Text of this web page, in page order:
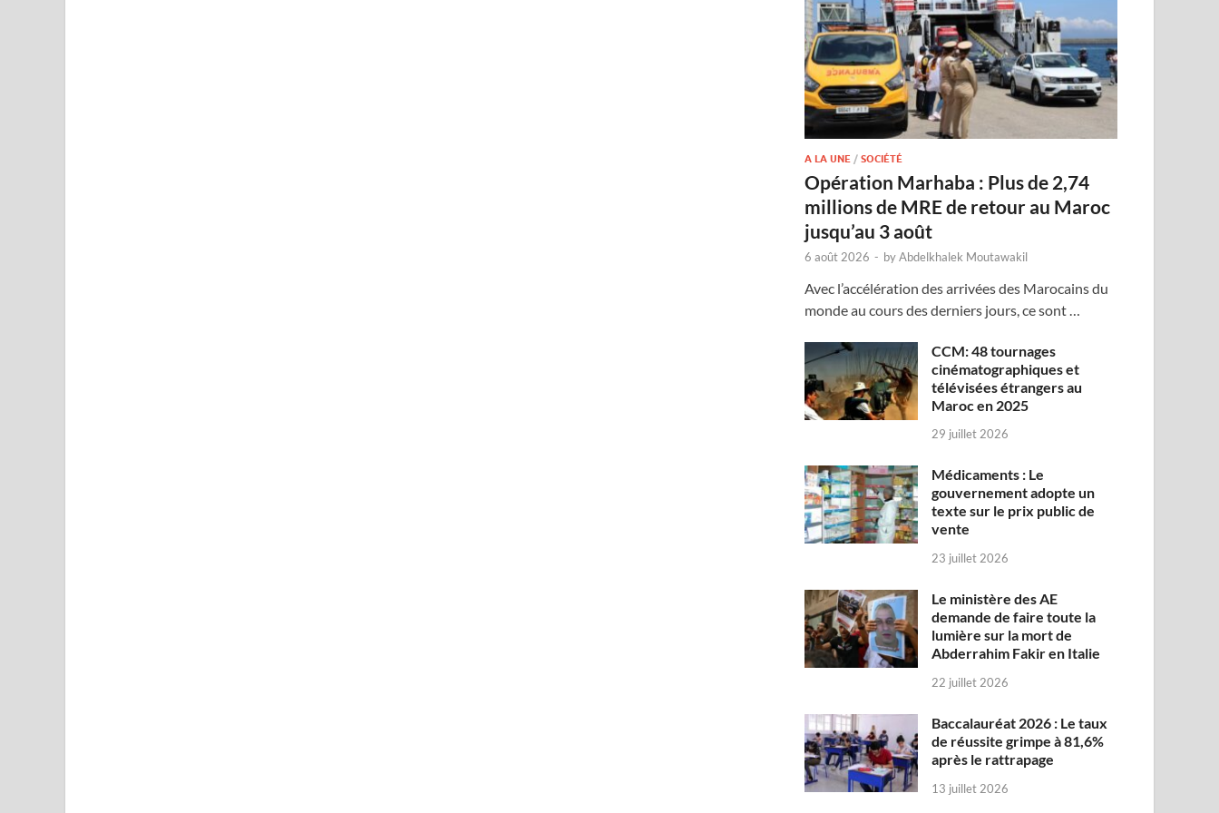
A LA UNE /SOCIÉTÉ
Opération Marhaba : Plus de 2,74
millions de MRE de retour au Maroc
jusqu’au 3 août
6 août 2026 - byAbdelkhalek Moutawakil
Avec l’accélération des arrivées des Marocains du
monde au cours des derniers jours, ce sont …
CCM: 48 tournages
cinématographiques et
télévisées étrangers au
Maroc en 2025
29 juillet 2026
Médicaments : Le
gouvernement adopte un
texte sur le prix public de
vente
23 juillet 2026
Le ministère des AE
demande de faire toute la
lumière sur la mort de
Abderrahim Fakir en Italie
22 juillet 2026
Baccalauréat 2026 : Le taux
de réussite grimpe à 81,6%
après le rattrapage
13 juillet 2026